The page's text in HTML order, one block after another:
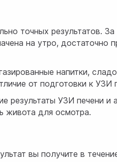
точных результатов.
на утро,
напитки,
от подготовки к УЗИ
результаты УЗИ печени
живота для осмотра.
вы получите в